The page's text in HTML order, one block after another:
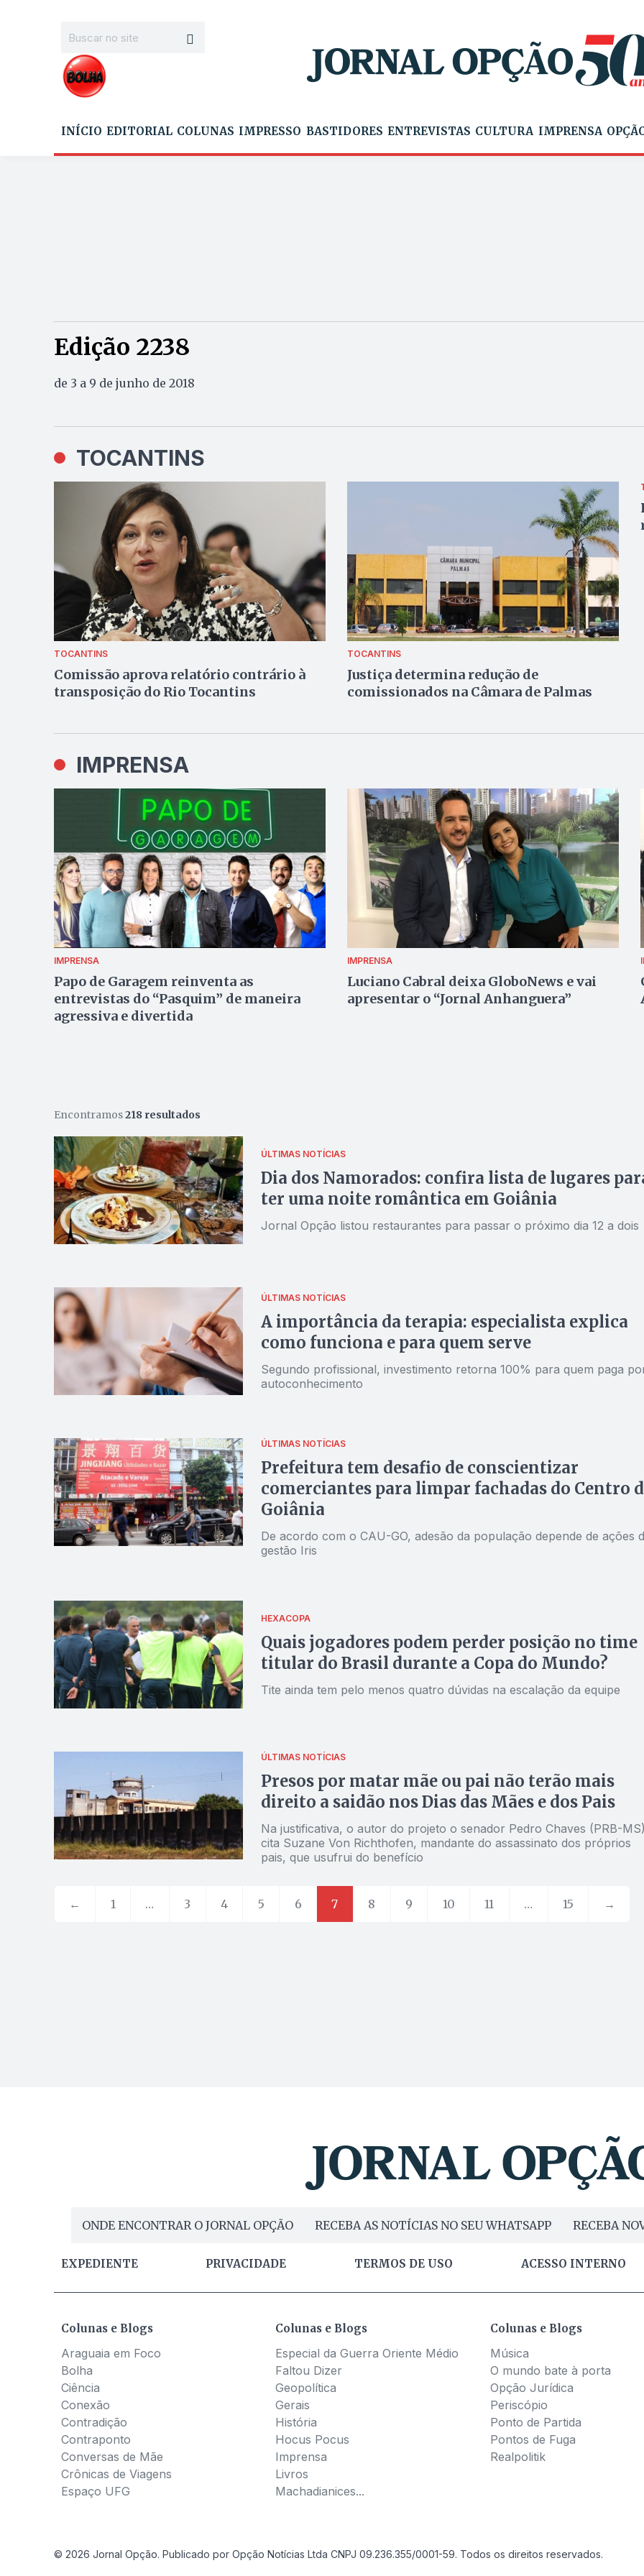
INÍCIO EDITORIAL COLUNAS IMPRESSO BASTIDORES ENTREVISTAS CULTURA IMPRENSA
Edição 2238
de 3 a 9 de junho de 2018
TOCANTINS
TOCANTINS
Comissão aprova relatório contrário à
transposição do Rio Tocantins
TOCANTINS
Justiça determina redução de
comissionados na Câmara de Palmas
IMPRENSA
IMPRENSA
Papo de Garagem reinventa as
entrevistas do “Pasquim” de maneira
agressiva e divertida
IMPRENSA
Luciano Cabral deixa GloboNews e vai
apresentar o “Jornal Anhanguera”
Encontramos218 resultados
ÚLTIMAS NOTÍCIAS
Dia dos Namorados: confira lista de lugares
ter uma noite romântica em Goiânia
Jornal Opção listou restaurantes para passar o próximo dia 12 a dois
ÚLTIMAS NOTÍCIAS
A importância da terapia: especialista explica
como funciona e para quem serve
Segundo profissional, investimento retorna 100% para quem paga
autoconhecimento
ÚLTIMAS NOTÍCIAS
Prefeitura tem desafio de conscientizar
comerciantes para limpar fachadas do Centro
Goiânia
De acordo com o CAU-GO, adesão da população depende de ações
gestão Iris
HEXACOPA
Quais jogadores podem perder posição no time
titular do Brasil durante a Copa do Mundo?
Tite ainda tem pelo menos quatro dúvidas na escalação da equipe
ÚLTIMAS NOTÍCIAS
Presos por matar mãe ou pai não terão mais
direito a saidão nos Dias das Mães e dos Pais
Na justificativa, o autor do projeto o senador Pedro Chaves (PRB-
cita Suzane Von Richthofen, mandante do assassinato dos próprios
pais, que usufrui do benefício
← 1 … 3 4 5 6 7 8 9 10 11 … 15 →
ONDE ENCONTRAR O JORNAL OPÇÃO RECEBA AS NOTÍCIAS NO SEU WHATSAPP RECEBA
EXPEDIENTE PRIVACIDADE TERMOS DE USO ACESSO INTERNO
Colunas e Blogs
Araguaia em Foco
Bolha
Ciência
Conexão
Contradição
Contraponto
Conversas de Mãe
Crônicas de Viagens
Espaço UFG
Colunas e Blogs
Especial da Guerra Oriente Médio
Faltou Dizer
Geopolítica
Gerais
História
Hocus Pocus
Imprensa
Livros
Machadianices...
Colunas e Blogs
Música
O mundo bate à porta
Opção Jurídica
Periscópio
Ponto de Partida
Pontos de Fuga
Realpolitik
© 2026 Jornal Opção. Publicado por Opção Notícias Ltda CNPJ 09.236.355/0001-59. Todos os direitos reservados.